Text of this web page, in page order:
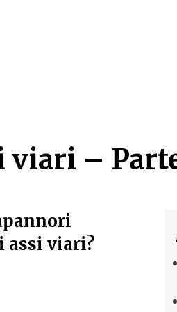
viari –
viari –
assi viari?